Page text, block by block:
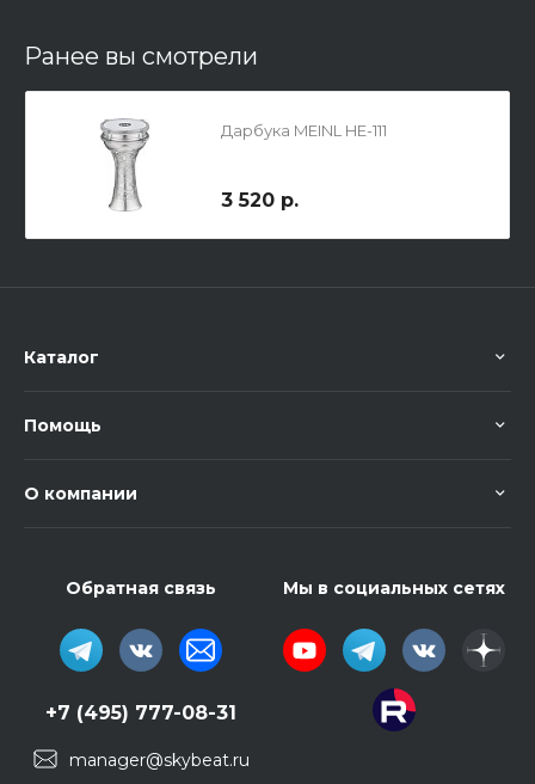
Ранее вы смотрели
Дарбука MEINL HE-111
3 520 р.
Каталог
Помощь
О компании
Обратная связь
+7 (495) 777-08-31
manager@skybeat.ru
Мы в социальных сетях